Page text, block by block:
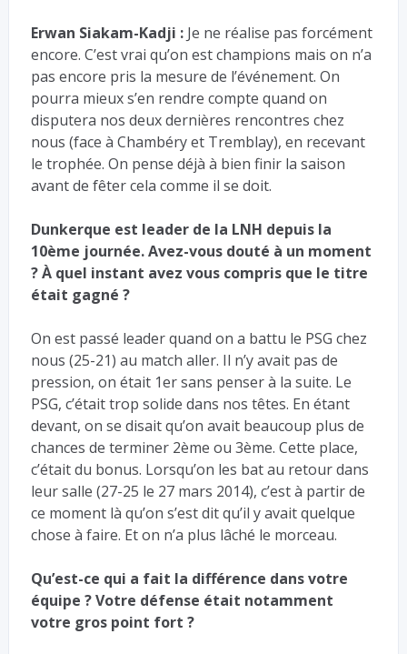
Erwan Siakam-Kadji :Je ne réalise pas forcément
encore. C’est vrai qu’on est champions mais on n’a
pas encore pris la mesure de l’événement. On
pourra mieux s’en rendre compte quand on
disputera nos deux dernières rencontres chez
nous (face à Chambéry et Tremblay), en recevant
le trophée. On pense déjà à bien finir la saison
avant de fêter cela comme il se doit.
Dunkerque est leader de la LNH depuis la
10ème journée. Avez-vous douté à un moment
? À quel instant avez vous compris que le titre
était gagné ?
On est passé leader quand on a battu le PSG chez
nous (25-21) au match aller. Il n’y avait pas de
pression, on était 1er sans penser à la suite. Le
PSG, c’était trop solide dans nos têtes. En étant
devant, on se disait qu’on avait beaucoup plus de
chances de terminer 2ème ou 3ème. Cette place,
c’était du bonus. Lorsqu’on les bat au retour dans
leur salle (27-25 le 27 mars 2014), c’est à partir de
ce moment là qu’on s’est dit qu’il y avait quelque
chose à faire. Et on n’a plus lâché le morceau.
Qu’est-ce qui a fait la différence dans votre
équipe ? Votre défense était notamment
votre gros point fort ?